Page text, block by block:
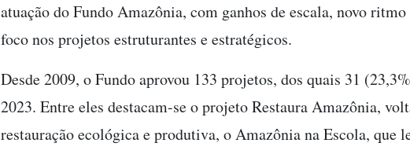
atuação do Fundo Amazônia, com ganhos de escala, novo ritmo
foco nos projetos estruturantes e estratégicos.
Desde 2009, o Fundo aprovou 133 projetos, dos quais 31
2023. Entre eles destacam-se o projeto Restaura Amazônia,
restauração ecológica e produtiva, o Amazônia na Escola, que